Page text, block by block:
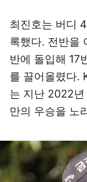
최진호는 버디
록했다. 전반을
반에 돌입해 17
를 끌어올렸다.
는 지난 2022년
만의 우승을 노